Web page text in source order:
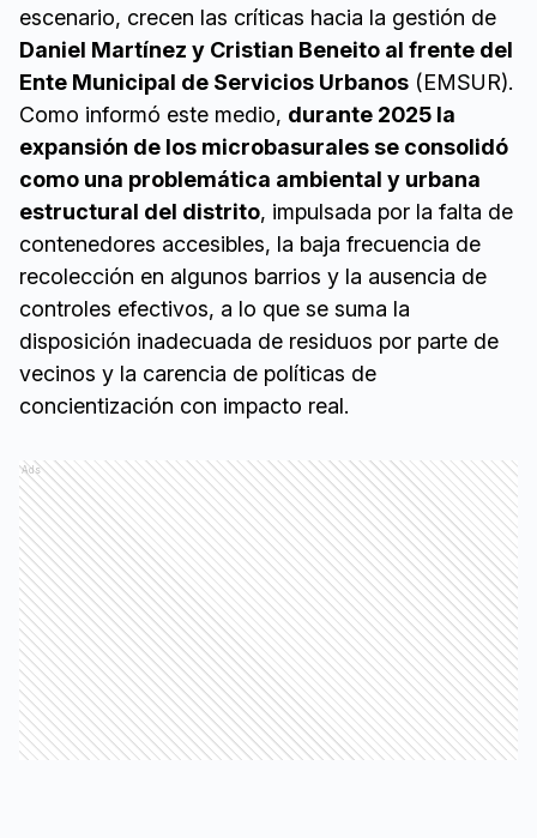
escenario, crecen las críticas hacia la gestión de
Daniel Martínez y Cristian Beneito al frente del
Ente Municipal de Servicios Urbanos (EMSUR).
Como informó este medio, durante 2025 la
expansión de los microbasurales se consolidó
como una problemática ambiental y urbana
estructural del distrito, impulsada por la falta de
contenedores accesibles, la baja frecuencia de
recolección en algunos barrios y la ausencia de
controles efectivos, a lo que se suma la
disposición inadecuada de residuos por parte de
vecinos y la carencia de políticas de
concientización con impacto real.
Ads